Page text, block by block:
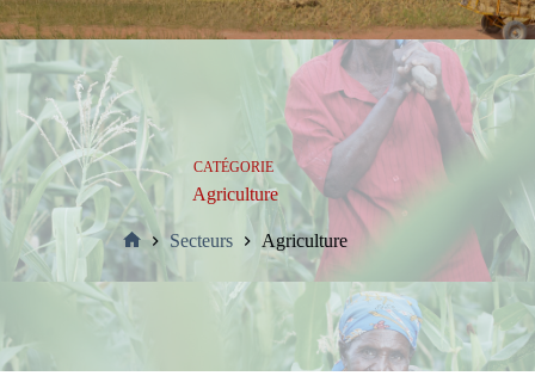
CATÉGORIE
Agriculture
Accueil
Secteurs Agriculture